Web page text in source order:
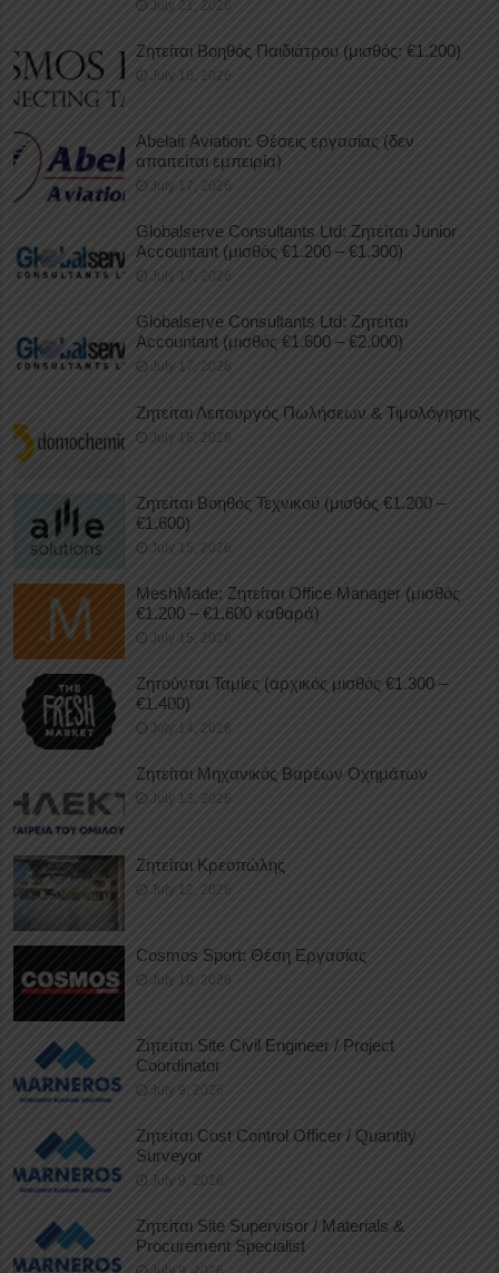
July 21, 2026
Ζητείται Βοηθός Παιδιάτρου (μισθός: €1.200)
July 18, 2026
Abelair Aviation: Θέσεις εργασίας (δεν
απαιτείται εμπειρία)
July 17, 2026
Globalserve Consultants Ltd: Ζητείται Junior
Accountant (μισθός €1.200 – €1.300)
July 17, 2026
Globalserve Consultants Ltd: Ζητείται
Accountant (μισθός €1.600 – €2.000)
July 17, 2026
Ζητείται Λειτουργός Πωλήσεων & Τιμολόγησης
July 16, 2026
Ζητείται Βοηθός Τεχνικού (μισθός €1.200 –
€1.600)
July 15, 2026
MeshMade: Ζητείται Office Manager (μισθός
€1.200 – €1.600 καθαρά)
July 15, 2026
Ζητούνται Ταμίες (αρχικός μισθός €1.300 –
€1.400)
July 14, 2026
Ζητείται Μηχανικός Βαρέων Οχημάτων
July 13, 2026
Ζητείται Κρεοπώλης
July 12, 2026
Cosmos Sport: Θέση Εργασίας
July 10, 2026
Ζητείται Site Civil Engineer / Project
Coordinator
July 9, 2026
Ζητείται Cost Control Officer / Quantity
Surveyor
July 9, 2026
Ζητείται Site Supervisor / Materials &
Procurement Specialist